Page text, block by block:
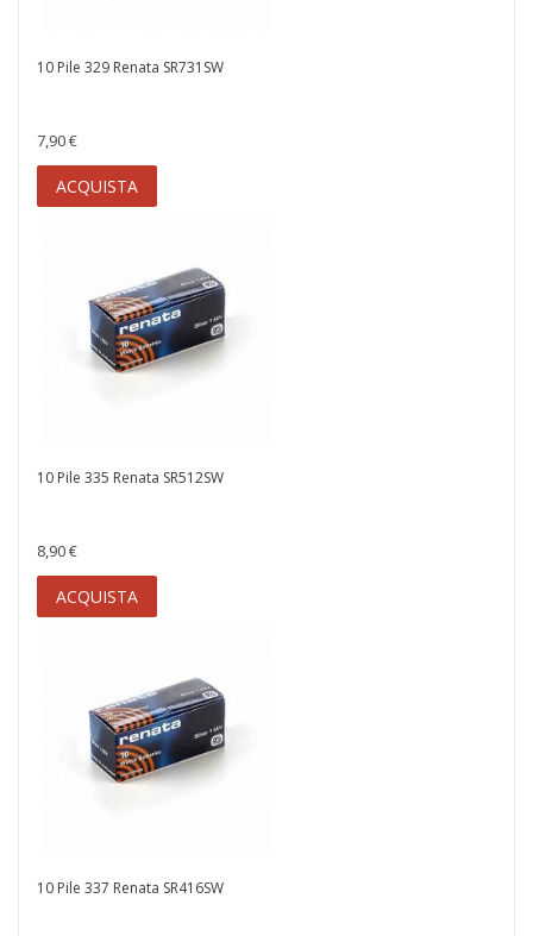
10 Pile 329 Renata SR731SW
7,90 €
ACQUISTA
10 Pile 335 Renata SR512SW
8,90 €
ACQUISTA
10 Pile 337 Renata SR416SW